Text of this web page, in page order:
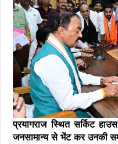
प्रयागराज स्थित सर्किट
जनसामान्य से भेंट कर उनकी